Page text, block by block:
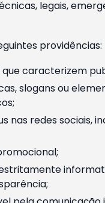
legais,
providências:
caracterizem
slogans ou
redes sociais,